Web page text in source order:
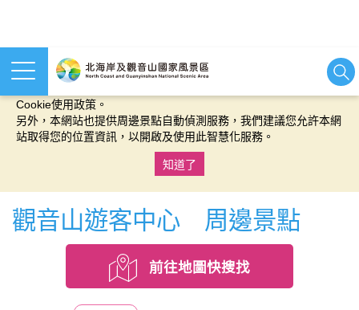
本網站使用cookies等相關技術以持續優化網站服務，並有助於為
Cookie使用政策。
另外，本網站也提供周邊景點自動偵測服務，我們建議您允許本網
站取得您的位置資訊，以開啟及使用此智慧化服務。
知道了
觀音山遊客中心 周邊景點
前往地圖快搜找